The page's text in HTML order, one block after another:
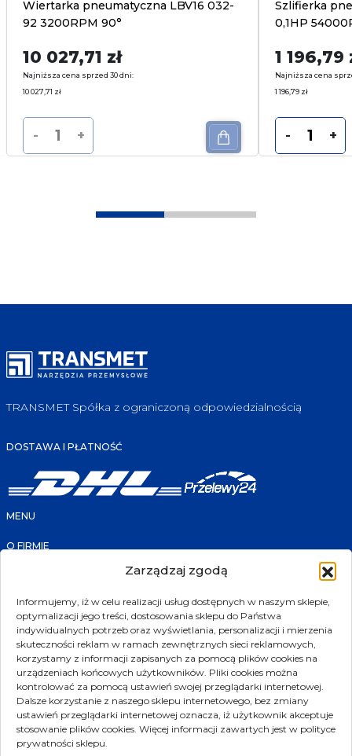
Zarządzaj zgodą
Informujemy, iż w celu realizacji usług dostępnych w naszym sklepie,
optymalizacji jego treści, dostosowania sklepu do Państwa
indywidualnych potrzeb oraz wyświetlania, personalizacji i mierzenia
skuteczności reklam w ramach zewnętrznych sieci reklamowych,
korzystamy z informacji zapisanych za pomocą plików cookies na
urządzeniach końcowych użytkowników. Pliki cookies można
kontrolować za pomocą ustawień swojej przeglądarki internetowej.
Dalsze korzystanie z naszego sklepu internetowego, bez zmiany
ustawień przeglądarki internetowej oznacza, iż użytkownik akceptuje
stosowanie plików cookies. Więcej informacji zawartych jest w polityce
prywatności sklepu.
Wiertarka pneumatyczna LBV16 032-
92 3200RPM 90°
10 027,71 zł
Najniższa cena sprzed 30 dni:
10 027,71 zł
- +
Szlifierka
0,1HP
1 196,79
Najniższa cena
1 196,79 zł
- +
TRANSMET Spółka z ograniczoną odpowiedzialnością
DOSTAWA I PŁATNOŚĆ
MENU
O FIRMIE
PROMOCJE
NOWOŚCI
POLECANE
PRODUCENCI
KONTAKT
ul. Złotniki 207
39-300 Mielec
biuro@transmet.com.pl
sklep@transmet.com.pl